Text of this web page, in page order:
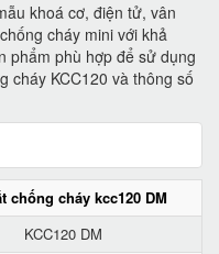
khoá cơ, điện tử, vân
cháy mini với khả
phẩm phù hợp để sử dụng
cháy KCC120 và thông số
chống cháy kcc120 DM
KCC120 DM